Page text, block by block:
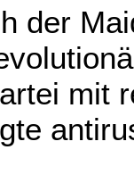
der
mit